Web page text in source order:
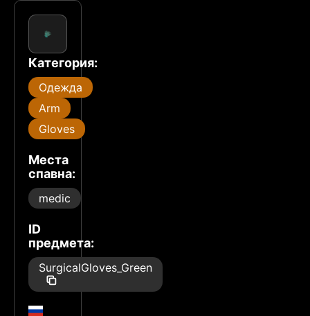
Категория:
Одежда
Arm
Gloves
Места
спавна:
medic
ID
предмета:
SurgicalGloves_Green